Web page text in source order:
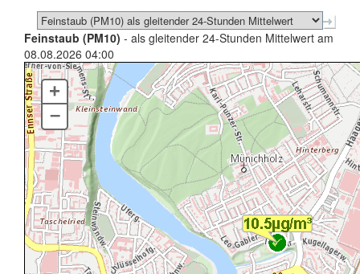
Feinstaub (PM10) - als gleitender 24-Stunden Mittelwert am
08.08.2026 04:00
+
–